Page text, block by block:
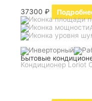
37300₽
Бытовые
Кондиционер Loriot